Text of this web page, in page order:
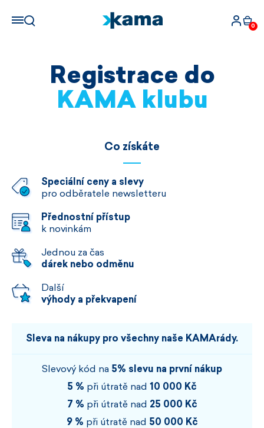
0
Registrace do
KAMA klubu
Co získáte
Speciální ceny a slevy
pro odběratele newsletteru
Přednostní přístup
k novinkám
Jednou za čas
dárek nebo odměnu
Další
výhody a překvapení
Sleva na nákupy pro všechny naše KAMArády.
Slevový kód na 5% slevu na první nákup
5 % při útratě nad 10 000 Kč
7 % při útratě nad 25 000 Kč
9 % při útratě nad 50 000 Kč